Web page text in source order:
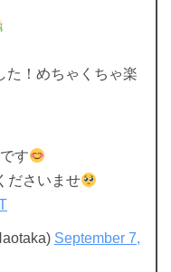
た！めちゃくちゃ楽
す
ださいませ
September 7,